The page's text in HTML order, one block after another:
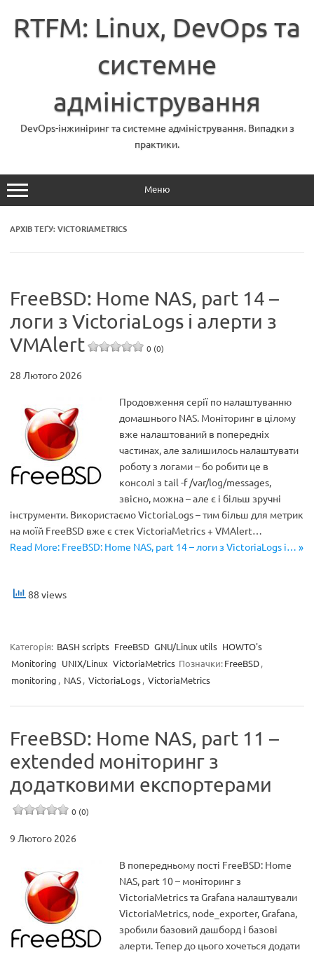
вмістуRTFM: Linux, DevOps та
системне
адміністрування
DevOps-інжиніринг та системне адміністрування. Випадки з
практики.
Меню
АРХІВ ТЕҐУ:VICTORIAMETRICS
FreeBSD: Home NAS, part 14 –
логи з VictoriaLogs і алерти з
VMAlert
0 (0)
28 Лютого 2026
Продовження серії по налаштуванню
домашнього NAS. Моніторинг в цілому
вже налаштований в попередніх
частинах, але залишилось налаштувати
роботу з логами – бо робити це в
консолі з tail -f /var/log/messages,
звісно, можна – але є і більш зручні
інструменти. Використаємо VictoriaLogs – тим більш для метрик
на моїй FreeBSD вже є стек VictoriaMetrics + VMAlert…
Read More: FreeBSD: Home NAS, part 14 – логи з VictoriaLogs і… »
88 views
Категорія: BASH scripts FreeBSD GNU/Linux utils HOWTO's
Monitoring UNIX/Linux VictoriaMetrics Позначки:FreeBSD,
monitoring , NAS, VictoriaLogs, VictoriaMetrics
FreeBSD: Home NAS, part 11 –
extended моніторинг з
додатковими експортерами
0 (0)
9 Лютого 2026
В попередньому пості FreeBSD: Home
NAS, part 10 – моніторинг з
VictoriaMetrics та Grafana налаштували
VictoriaMetrics, node_exporter, Grafana,
зробили базовий дашборд і базові
алерти. Тепер до цього хочеться додати